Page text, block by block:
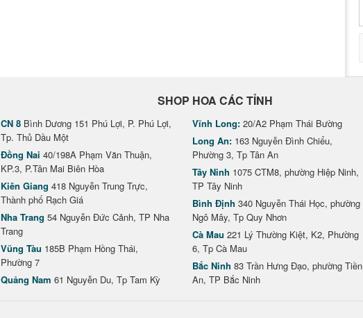
SHOP HOA CÁC TỈNH
CN 8 Bình Dương 151 Phú Lợi, P. Phú Lợi,
Tp. Thủ Dầu Một
Đồng Nai 40/198A Phạm Văn Thuận,
KP.3, P.Tân Mai Biên Hòa
Kiên Giang 418 Nguyễn Trung Trực,
Thành phố Rạch Giá
Nha Trang 54 Nguyễn Đức Cảnh, TP Nha
Trang
Vũng Tàu 185B Phạm Hồng Thái,
Phường 7
Quảng Nam 61 Nguyễn Du, Tp Tam Kỳ
Vĩnh Long: 20/A2 Phạm Thái Bường
Long An: 163 Nguyễn Đình Chiểu,
Phường 3, Tp Tân An
Tây Ninh 1075 CTM8, phường Hiệp Ninh,
TP Tây Ninh
Bình Định 340 Nguyễn Thái Học, phường
Ngô Mây, Tp Quy Nhơn
Cà Mau 221 Lý Thường Kiệt, K2, Phường
6, Tp Cà Mau
Bắc Ninh 83 Trần Hưng Đạo, phường Tiền
An, TP Bắc Ninh